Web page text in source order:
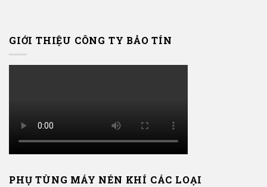
GIỚI THIỆU CÔNG TY BẢO TÍN
PHỤ TÙNG MÁY NÉN KHÍ CÁC LOẠI